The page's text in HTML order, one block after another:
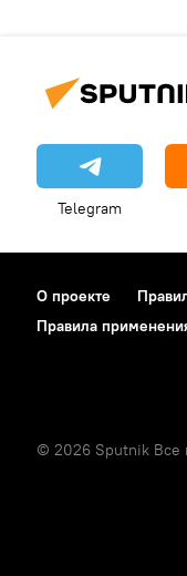
Telegram
О проекте
Правила
© 2026 Sputnik Все